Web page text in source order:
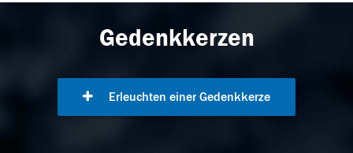
Gedenkkerzen
Erleuchten einer Gedenkkerze